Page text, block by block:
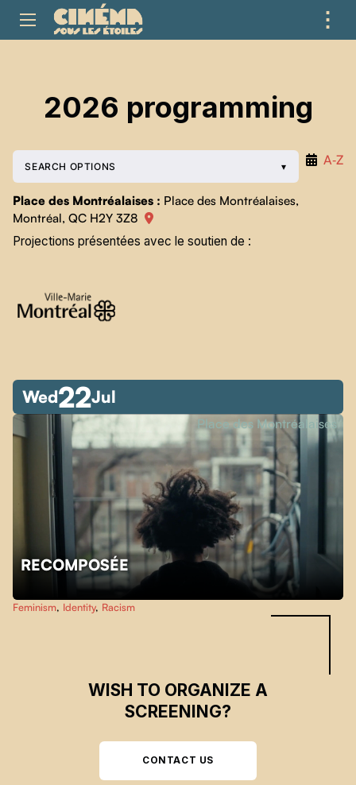
⋮
2026 programming
A‑Z
SEARCH OPTIONS
Place des Montréalaises : Place des Montréalaises,
Montréal, QC H2Y 3Z8
Projections présentées avec le soutien de :
Wed22Jul
RECOMPOSÉE
Place des Montréalaises
Feminism, Identity, Racism
Skip back to main navigation
WISH TO ORGANIZE A
SCREENING?
CONTACT US